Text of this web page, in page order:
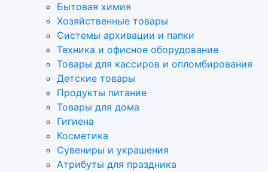
Бытовая химия
Хозяйственные товары
Системы архивации и папки
Техника и офисное оборудование
Товары для кассиров и опломбирования
Детские товары
Продукты питание
Товары для дома
Гигиена
Косметика
Сувениры и украшения
Атрибуты для праздника